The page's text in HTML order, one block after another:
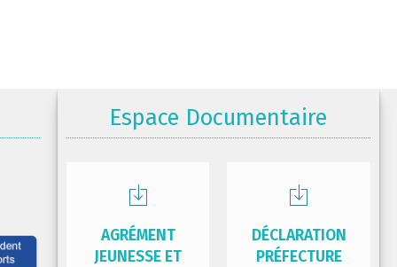
Espace Documentaire
AGRÉMENT
JEUNESSE ET
DÉCLARATION
PRÉFECTURE